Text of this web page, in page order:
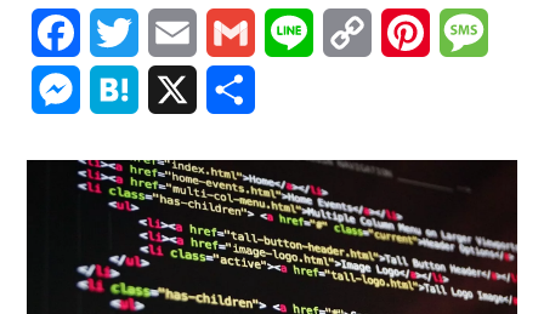
FacebookTwitterEmail Gmail Line
Copy
Link
Pinterest
Messenger
Hatena